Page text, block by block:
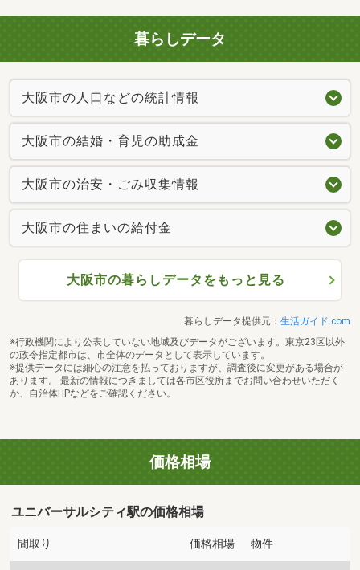
暮らしデータ
大阪市の人口などの統計情報
大阪市の結婚・育児の助成金
大阪市の治安・ごみ収集情報
大阪市の住まいの給付金
大阪市の暮らしデータをもっと見る
暮らしデータ提供元： 生活ガイド.com
※行政機関により公表していない地域及びデータがございます。東京23区以外
の政令指定都市は、市全体のデータとして表示しています。
※提供データには細心の注意を払っておりますが、調査後に変更がある場合が
あります。 最新の情報につきましては各市区役所までお問い合わせいただく
か、自治体HPなどをご確認ください。
価格相場
ユニバーサルシティ駅の価格相場
間取り 価格相場 物件